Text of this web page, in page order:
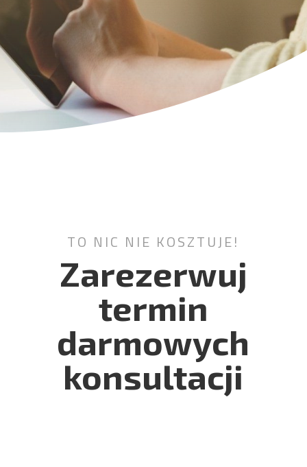
TO NIC NIE KOSZTUJE!
Zarezerwuj
termin
darmowych
konsultacji